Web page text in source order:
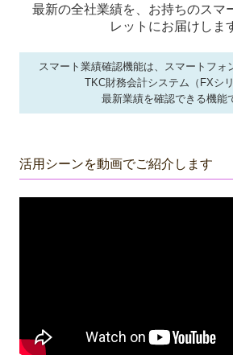
セミナー案内
経営革新等支援機関とは
お問合せ
個人情報保護方針
最新の全社業績を、お持ちのスマ
レットにお届けしま
スマート業績確認機能は、スマートフォ
TKC財務会計システム（FXシ
最新業績を確認できる機能
活用シーンを動画でご紹介します